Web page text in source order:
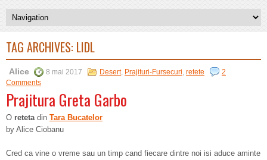
TAG ARCHIVES: LIDL
Alice 8 mai 2017 Desert, Prajituri-Fursecuri, retete
2
Comments
Prajitura Greta Garbo
O retetadin Tara Bucatelor
by Alice Ciobanu
Cred ca vine o vreme sau un timp cand fiecare dintre noi isi aduce aminte